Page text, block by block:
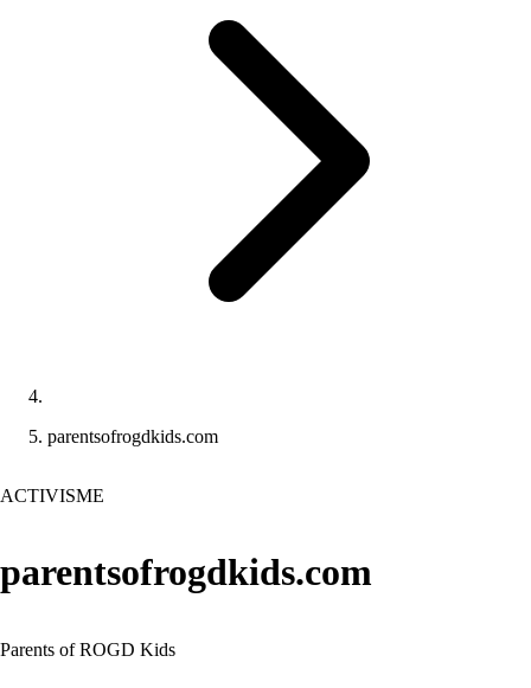
parentsofrogdkids.com
ACTIVISME
parentsofrogdkids.com
Parents of ROGD Kids